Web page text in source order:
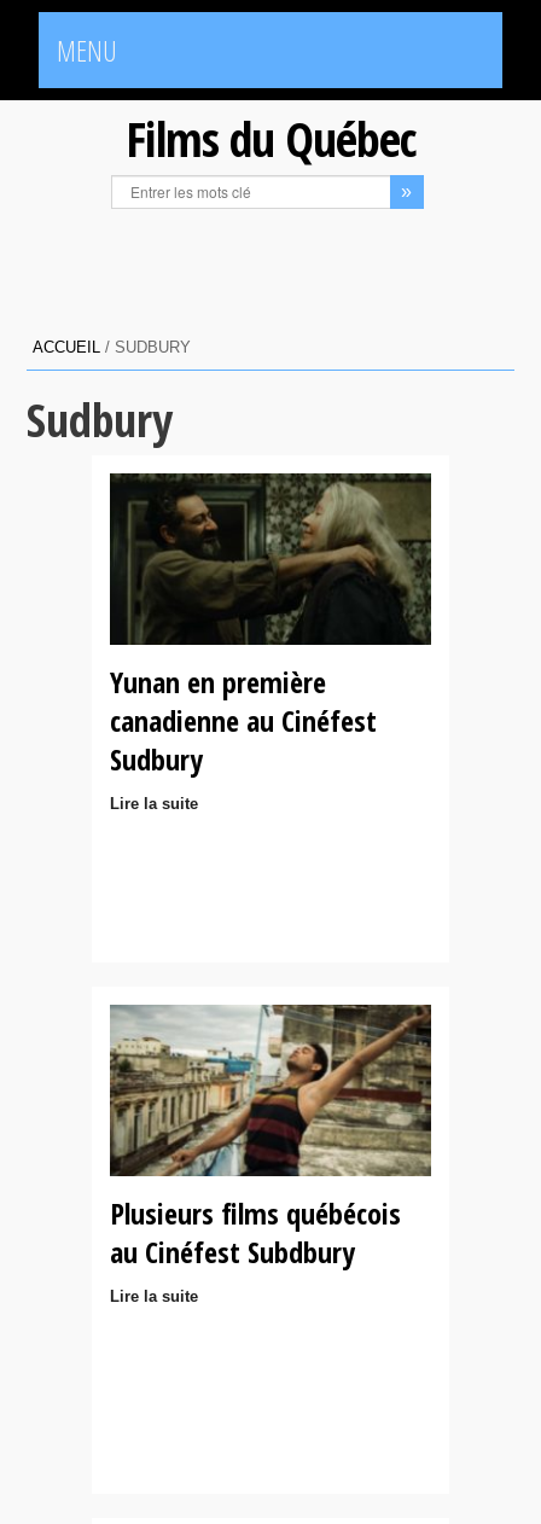
MENU
Films du Québec
ACCUEIL /SUDBURY
Sudbury
Yunan en première
canadienne au Cinéfest
Sudbury
Lire la suite
Plusieurs films québécois
au Cinéfest Subdbury
Lire la suite